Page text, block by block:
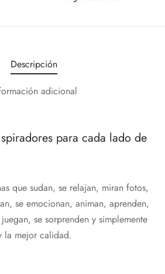
Descripción
adicional
para cada lado de
que sudan, se relajan, miran fotos,
se emocionan, animan, aprenden,
se sorprenden y simplemente
la mejor calidad.